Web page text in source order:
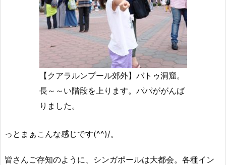
【クアラルンプール郊外】バトゥ洞窟。
長～～い階段を上ります。パパががんば
りました。
っとまぁこんな感じです(^^)/。
皆さんご存知のように、シンガポールは大都会。各種イン